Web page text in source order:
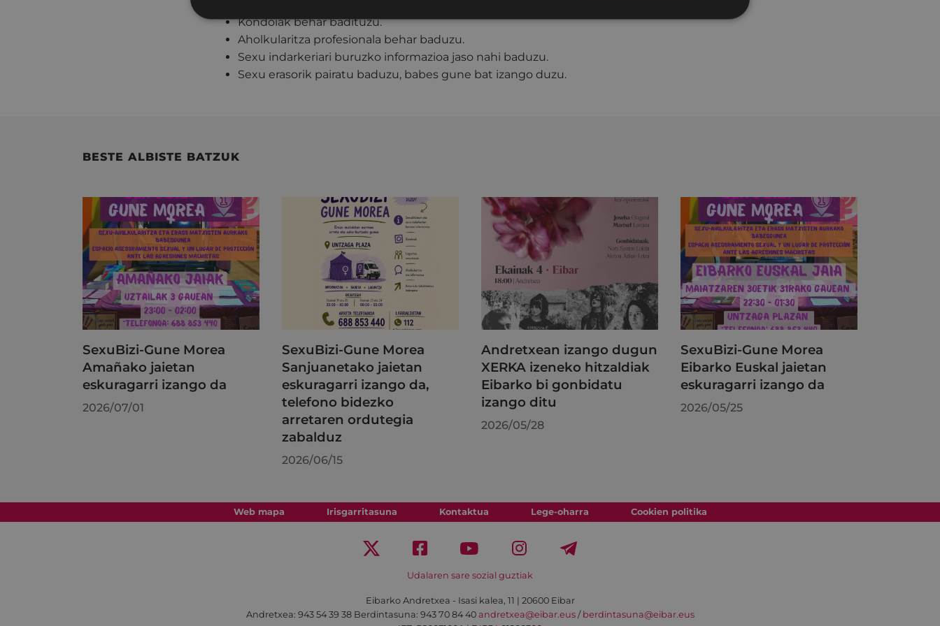
Kondoiakbehar badituzu.
Aholkularitza profesionala behar baduzu.
Sexu indarkeriari buruzko informazioa jaso nahi baduzu.
Sexu erasorik pairatu baduzu, babes gune bat izango duzu.
BESTE ALBISTE BATZUK
SexuBizi-Gune Morea
Amañako jaietan
eskuragarri izango da
2026/07/01
SexuBizi-Gune Morea
Sanjuanetako jaietan
eskuragarri izango da,
telefono bidezko
arretaren ordutegia
zabalduz
2026/06/15
Andretxean izango dugun
XERKA izeneko hitzaldiak
Eibarko bi gonbidatu
izango ditu
2026/05/28
SexuBizi-Gune Morea
Eibarko Euskal jaietan
eskuragarri izango da
2026/05/25
Web mapa Irisgarritasuna Kontaktua Lege-oharra Cookien politika
Udalaren sare sozial guztiak
Eibarko Andretxea - Isasi kalea, 11 | 20600 Eibar
Andretxea: 943 54 39 38 Berdintasuna: 943 70 84 40 andretxea@eibar.eus/ berdintasuna@eibar.eus